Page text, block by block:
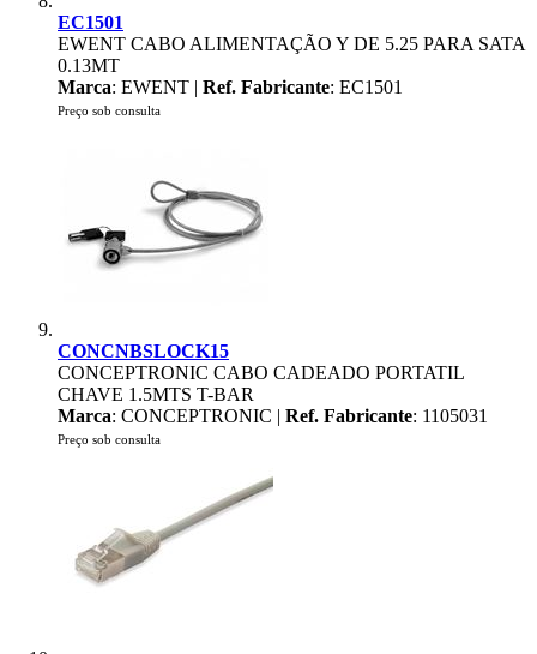
EC1501
EWENT CABO ALIMENTAÇÃO Y DE 5.25 PARA SATA
0.13MT
Marca: EWENT | Ref. Fabricante: EC1501
Preço sob consulta
CONCNBSLOCK15
CONCEPTRONIC CABO CADEADO PORTATIL
CHAVE 1.5MTS T-BAR
Marca: CONCEPTRONIC | Ref. Fabricante: 1105031
Preço sob consulta